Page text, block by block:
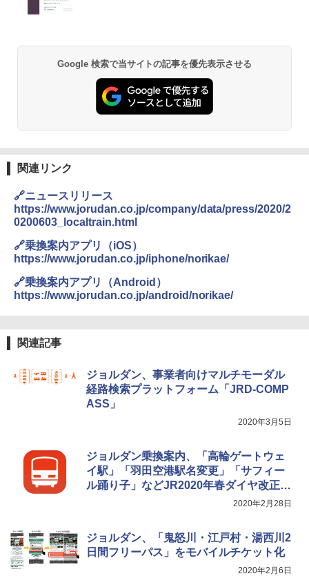
地球の歩き方 スター・ウォーズ
￥2,695
球の歩き方A ヨーロッパ
￥2,277
￥6,830
PYKES PEAK (パイクスピーク) 着替えテン
ト プライバシー テント 【中が透けない】 1
人用 折りたたみ 防災グッズ 災害用トイレ ビ
易 トイレテント (ブラック)
ENDLESS BASE 《めざましテレビで紹介》
テント ワンタッチ RENEW 幅200 2-3人用 43
500002(88859)
￥5,999
[キャンパーズコレクション 山善] 傘みたいに
広げるだけ パッとサッとテント ブラックコ
[キャンパーズコレクション 山善] 傘みたいに
広げるだけ パッとサッとテント キューブワ
イド ブラックコーティング フルクローズ メ
￥-
BUNDOK(バンドック)ソロ ドーム 1 EX BDK
レーム ドーム型 テント
￥14,800
￥6,459
ポインターライト 強力 小型 緑色/赤色/青紫色
USB充電式 高精度 超長距離照射 長時間使用
ンパクト多機能設計 持ち運び便利 アウトド
ア/オフィス/教育現場/展示会用 緑
【日本企業販売】超強力クマ対策スプレー 30
0ml（連続噴射30秒）110ml（連続噴射15
秒）射程5～10m 安全ロック搭載 携帯収納袋
付き ヒグマ・イノシシ対策 自治体・教育機
関の購入実績 登山・キャンプ・アウトドア・
￥3,680
Google 検索で当サイトの記事を優先表示させる
関連リンク
🔗ニュースリリース
https://www.jorudan.co.jp/company/data/press/2020/2
0200603_localtrain.html
🔗乗換案内アプリ（iOS）
https://www.jorudan.co.jp/iphone/norikae/
🔗乗換案内アプリ（Android）
https://www.jorudan.co.jp/android/norikae/
関連記事
ジョルダン、事業者向けマルチモーダル
経路検索プラットフォーム「JRD-COMP
ASS」
2020年3月5日
ジョルダン乗換案内、「高輪ゲートウェ
イ駅」「羽田空港駅名変更」「サフィー
ル踊り子」などJR2020年春ダイヤ改正に
2020年2月28日
ジョルダン、「鬼怒川・江戸村・湯西川2
日間フリーパス」をモバイルチケット化
2020年2月6日